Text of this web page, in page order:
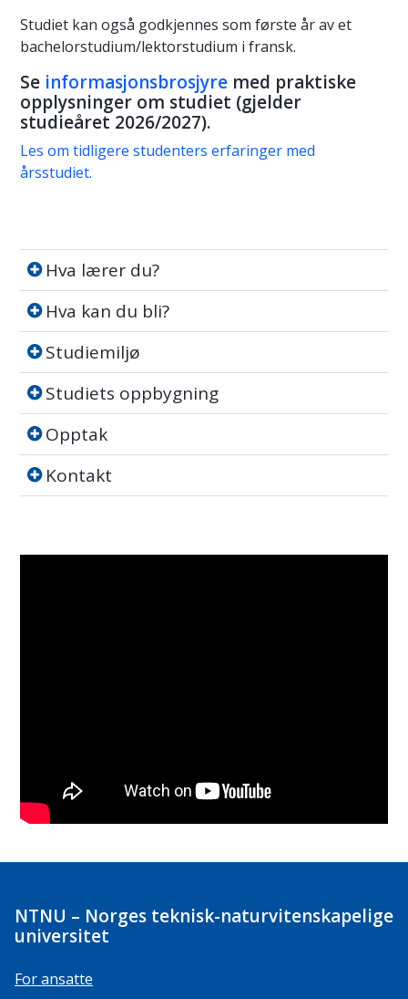
Studiet kan også godkjennes som første år av et
bachelorstudium/lektorstudium i fransk.
Se informasjonsbrosjyre med praktiske
opplysninger om studiet (gjelder
studieåret 2026/2027).
Les om tidligere studenters erfaringer med
årsstudiet.
Hva lærer du?
Hva lærer du?
Hva kan du bli?
Hva kan du bli?
Studiemiljø
Studiemiljø
Studiets oppbygning
Studiets oppbygning
Opptak
Opptak
Kontakt
Kontakt
NTNU – Norges teknisk-naturvitenskapelige
universitet
For ansatte